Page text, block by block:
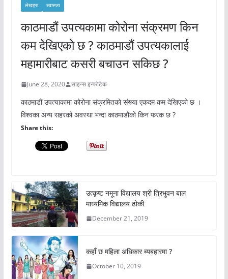
लेखहरु स्वास्थ्य
काठमाडौं उपत्यकामा कोरोना संक्रमण किन
कम देखिएको छ ? काठमाडौं उपत्यकालाई
महामारीबाट कसरी बचाउन सकिछ ?
June 28, 2020 साइन्स इन्फोटेक
काठमाडौं उपत्याकामा कोरोना संक्रमितको संख्या एकदम कम देखिएको छ ।
विश्वका अन्य सहरको अवस्था भन्दा काठमाडौंको किन फरक छ ?
Share this:
उत्कृष्ट नमूना विद्यालय श्री त्रिभुवन बाल
माध्यमिक विद्यालय ढोकी
December 21, 2019
कहाँ छ महिला अधिकार ब्यबहारमा ?
October 10, 2019